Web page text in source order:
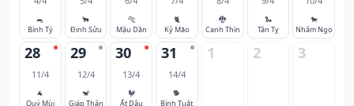
🐀
Bính Tý
🐂
Đinh Sửu
🐅
Mậu Dần
🐈
Kỷ Mão
🐉
Canh Thìn
🐍
Tân Tỵ
🐎
Nhâm Ngọ
28
11/4
🐐
Quý Mùi
29
12/4
🐒
Giáp Thân
30
13/4
🐓
Ất Dậu
31
14/4
🐕
Bính Tuất
1 2 3